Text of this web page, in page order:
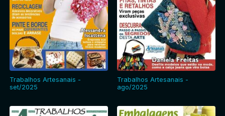
Trabalhos Artesanais -
set/2025
Trabalhos Artesanais -
ago/2025